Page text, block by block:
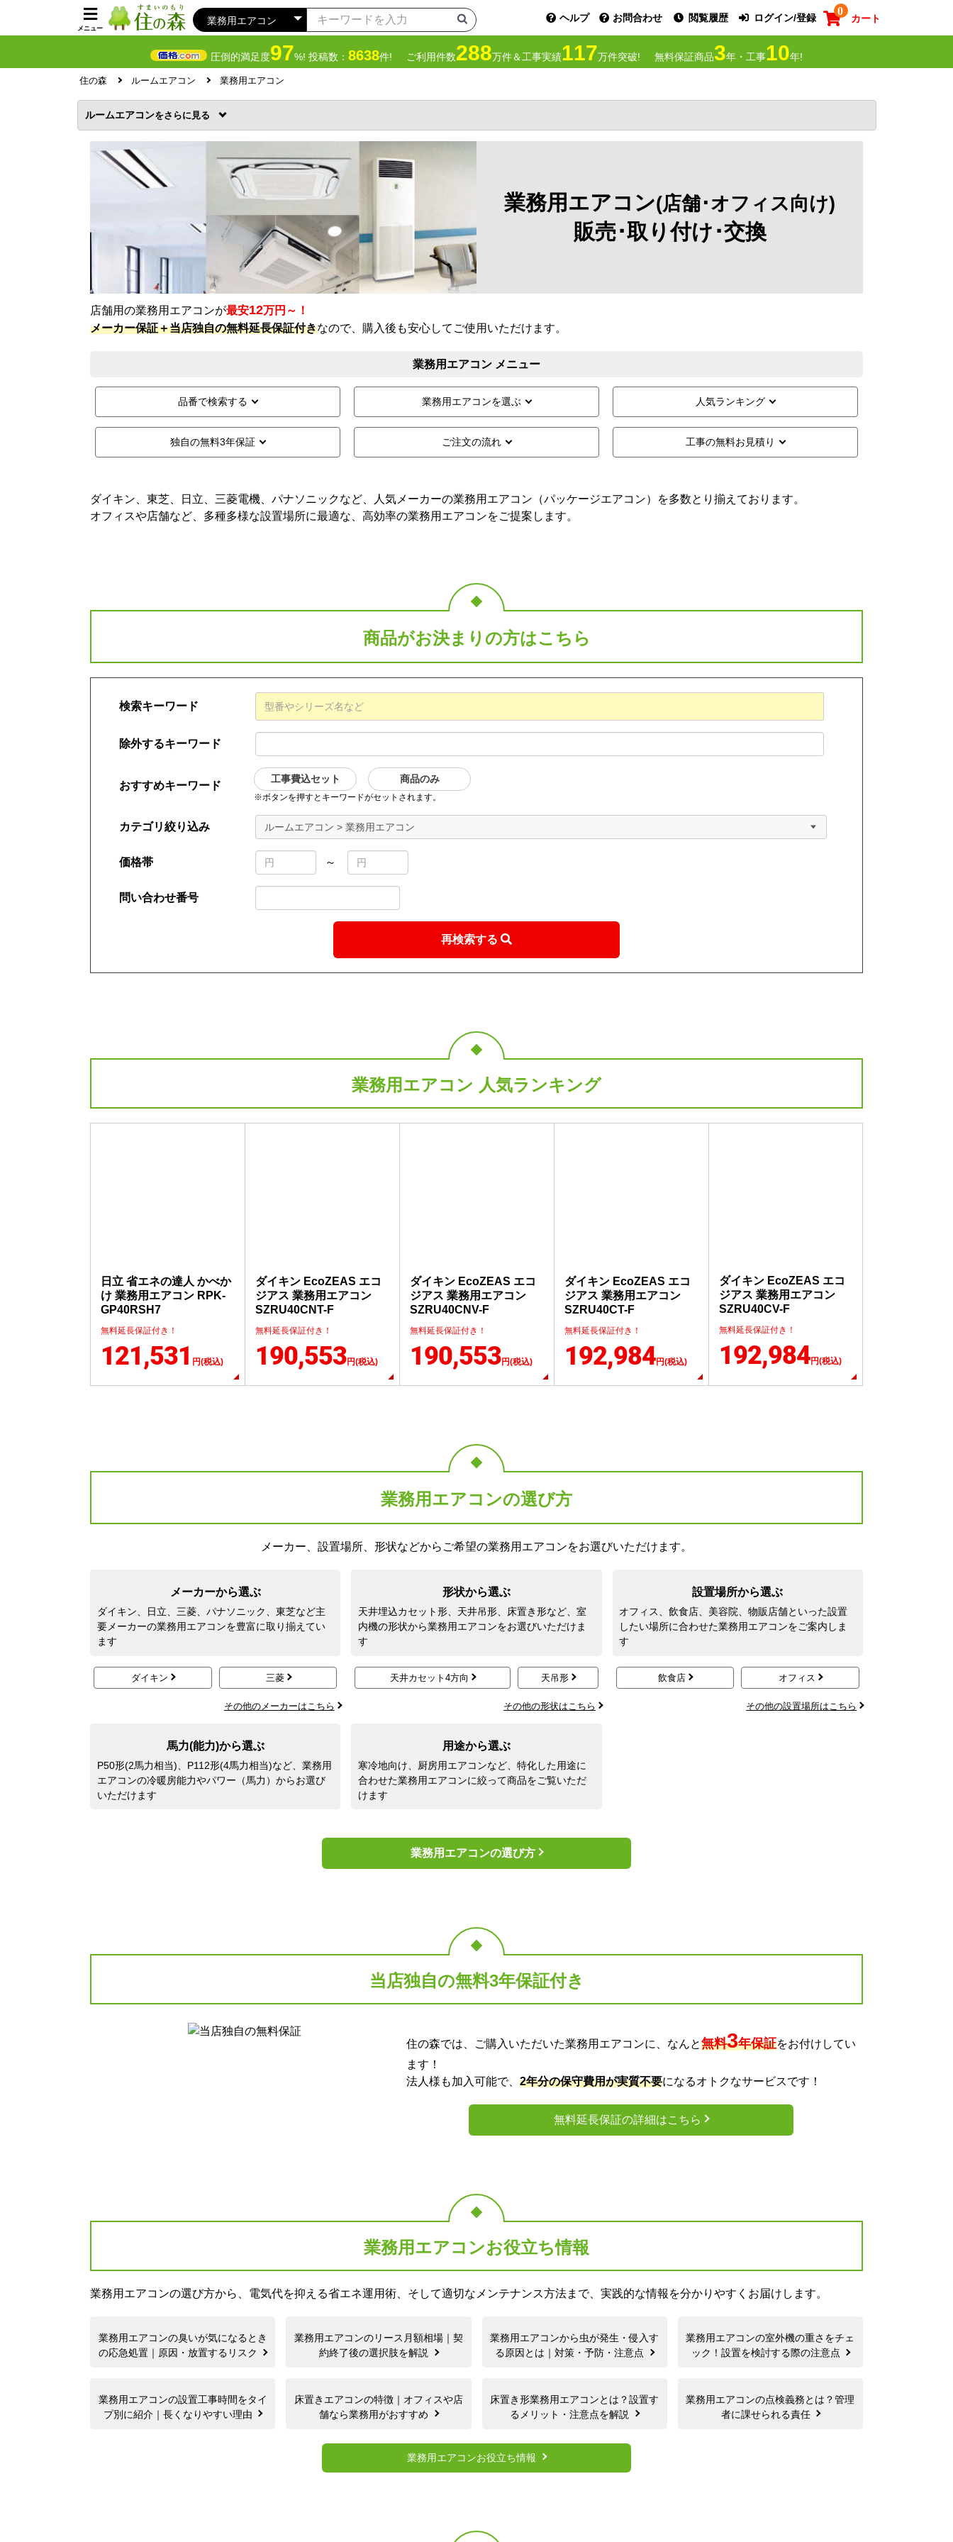
メニュー
ヘルプ お問合わせ 閲覧履歴 ログイン/登録
0
カート
圧倒的満足度97%! 投稿数： 8638件! ご利用件数288万件＆工事実績117万件突破! 無料保証商品3年・工事10年!
住の森 ルームエアコン 業務用エアコン
ルームエアコンを
業務用エアコン(店舗･オフィス向け)
販売･取り付け･交換
店舗用の業務用エアコンが最安12万円～！
メーカー保証＋当店独自の無料延長保証付きなので、購入後も安心してご使用いただけます。
業務用エアコン メニュー
品番で検索する 業務用エアコンを選ぶ 人気ランキング
独自の無料3年保証 ご注文の流れ 工事の無料お見積り
ダイキン、東芝、日立、三菱電機、パナソニックなど、人気メーカーの業務用エアコン（パッケージエアコン）を多数とり揃えております。
オフィスや店舗など、多種多様な設置場所に最適な、高効率の業務用エアコンをご提案します。
商品がお決まりの方はこちら
検索キーワード
除外するキーワード
おすすめキーワード
工事費込セット 商品のみ
※ボタンを押すとキーワードがセットされます。
カテゴリ絞り込み ルームエアコン > 業務用エアコン
価格帯 ～
問い合わせ番号
再検索する
業務用エアコン 人気ランキング
日立 省エネの達人 かべか
け 業務用エアコン RPK-
GP40RSH7
無料延長保証付き！
121,531 円(税込)
ダイキン EcoZEAS エコ
ジアス 業務用エアコン
SZRU40CNT-F
無料延長保証付き！
190,553円(税込)
ダイキン EcoZEAS エコ
ジアス 業務用エアコン
SZRU40CNV-F
無料延長保証付き！
190,553円(税込)
ダイキン EcoZEAS エコ
ジアス 業務用エアコン
SZRU40CT-F
無料延長保証付き！
192,984円(税込)
ダイキン EcoZEAS エコ
ジアス 業務用エアコン
SZRU40CV-F
無料延長保証付き！
192,984円(税込)
業務用エアコンの選び方
メーカー、設置場所、形状などからご希望の業務用エアコンをお選びいただけます。
メーカーから選ぶ
ダイキン、日立、三菱、パナソニック、東芝など主
要メーカーの業務用エアコンを豊富に取り揃えてい
ます
ダイキン 三菱
その他のメーカーはこちら
形状から選ぶ
天井埋込カセット形、天井吊形、床置き形など、室
内機の形状から業務用エアコンをお選びいただけま
す
天井カセット4方向 天吊形
その他の形状はこちら
設置場所から選ぶ
オフィス、飲食店、美容院、物販店舗といった設置
したい場所に合わせた業務用エアコンをご案内しま
す
飲食店 オフィス
その他の設置場所はこちら
馬力(能力)から選ぶ
P50形(2馬力相当)、P112形(4馬力相当)など、業務用
エアコンの冷暖房能力やパワー（馬力）からお選び
いただけます
用途から選ぶ
寒冷地向け、厨房用エアコンなど、特化した用途に
合わせた業務用エアコンに絞って商品をご覧いただ
けます
業務用エアコンの選び方
当店独自の無料3年保証付き
住の森では、ご購入いただいた業務用エアコンに、なんと無料3年保証をお付けしてい
ます！
法人様も加入可能で、 2年分の保守費用が実質不要になるオトクなサービスです！
無料延長保証の詳細はこちら
業務用エアコンお役立ち情報
業務用エアコンの選び方から、電気代を抑える省エネ運用術、そして適切なメンテナンス方法まで、実践的な情報を分かりやすくお届けします。
業務用エアコンの臭いが気になるとき
の応急処置｜原因・放置するリスク
業務用エアコンのリース月額相場｜契
約終了後の選択肢を解説
業務用エアコンから虫が発生・侵入す
る原因とは｜対策・予防・注意点
業務用エアコンの室外機の重さをチェ
ック！設置を検討する際の注意点
業務用エアコンの設置工事時間をタイ
プ別に紹介｜長くなりやすい理由
床置きエアコンの特徴｜オフィスや店
舗なら業務用がおすすめ
床置き形業務用エアコンとは？設置す
るメリット・注意点を解説
業務用エアコンの点検義務とは？管理
者に課せられる責任
業務用エアコンお役立ち情報